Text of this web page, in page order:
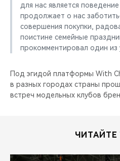
для нас является
продолжает о нас
совершения покупки,
поистине семейные
прокомментировал один из
Под эгидой платформы With
в разных городах страны
встреч модельных клубов